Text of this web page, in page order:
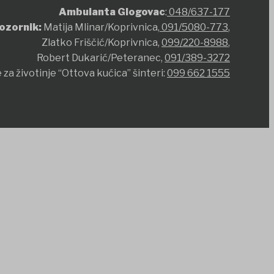
Ambulanta Glogovac: 048/637-177
Matija Mlinar/Koprivnica, 091/5080-773,
Zlatko Friščić/Koprivnica, 099/220-8988,
Robert Dukarić/Peteranec, 091/389-3272
životinje “Ottova kućica” šinteri: 099 662 1555